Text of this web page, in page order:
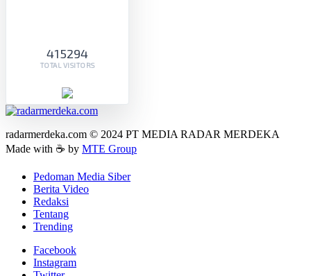
415294
TOTAL VISITORS
radarmerdeka.com © 2024 PT MEDIA RADAR MERDEKA
Made with ☕ by MTE Group
Pedoman Media Siber
Berita Video
Redaksi
Tentang
Trending
Facebook
Instagram